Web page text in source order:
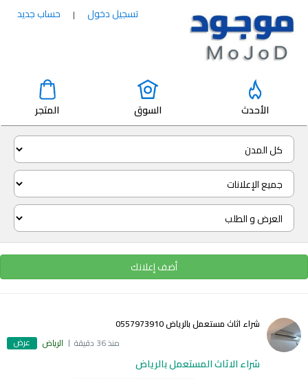
تسجيل دخول | حساب جديد
الأحدث السوق المتجر
أضف إعلانك
شراء اثاث مستعمل بالرياض 0557973910
منذ 36 دقيقة
الرياض عرض
شراء الاثاث المستعمل بالرياض